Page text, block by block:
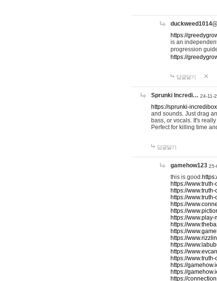
https://
is an
progression
https://
답글달기
Sprunki Incredi… 24-11-
https://sprunki-
and sounds. Just drag
bass, or vocals. It's
Perfect for killing time
답글달기
gamehow123 25-
this is good.
https://
https://
https://
https://
https://
https://
https://
https://
https://
https://
https://
https://
https://
https://
https://